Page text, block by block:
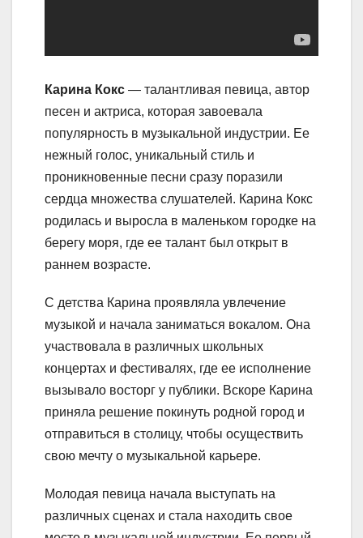
Карина Кокс — талантливая певица, автор
песен и актриса, которая завоевала
популярность в музыкальной индустрии. Ее
нежный голос, уникальный стиль и
проникновенные песни сразу поразили
сердца множества слушателей. Карина Кокс
родилась и выросла в маленьком городке на
берегу моря, где ее талант был открыт в
раннем возрасте.
С детства Карина проявляла увлечение
музыкой и начала заниматься вокалом. Она
участвовала в различных школьных
концертах и фестивалях, где ее исполнение
вызывало восторг у публики. Вскоре Карина
приняла решение покинуть родной город и
отправиться в столицу, чтобы осуществить
свою мечту о музыкальной карьере.
Молодая певица начала выступать на
различных сценах и стала находить свое